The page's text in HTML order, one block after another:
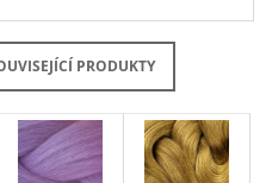
PRODUKTY